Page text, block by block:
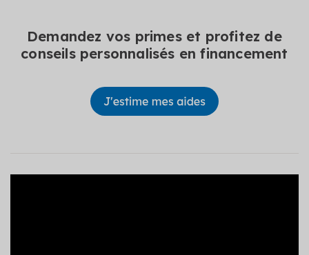
Demandez vos primes et profitez de
conseils personnalisés en financement